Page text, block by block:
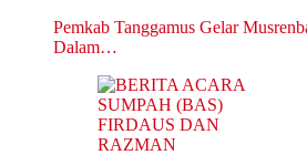
Pemkab Tanggamus Gelar
Dalam…